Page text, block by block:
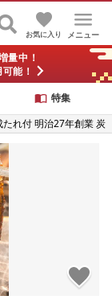
メニュー
お気に入り
量中！
能！
特集
れ付 明治27年創業 炭
2a]